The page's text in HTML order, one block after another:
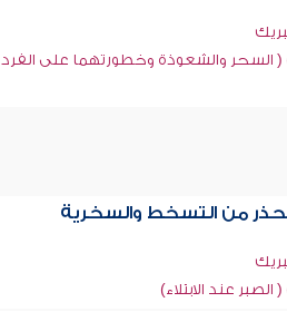
السحر والشعوذة وخطورتهما على الفرد
من التسخط والسخرية
عند الابتلاء)